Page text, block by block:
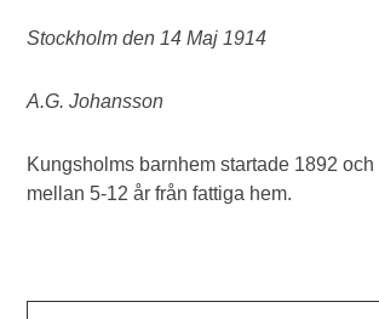
Stockholm den 14 Maj 1914
A.G. Johansson
Kungsholms barnhem startade 1892
mellan 5-12 år från fattiga hem.